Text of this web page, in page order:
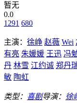
暂无
0.0
1291 680
主演： 徐峥 赵薇 Wei
有亮 朱媛媛 王迅 冯
丹 林雪 江约诚 郑丹
敏 陶虹
类型： 喜剧导演： 徐